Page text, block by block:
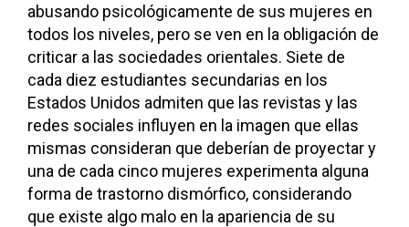
abusando psicológicamente de sus mujeres en
todos los niveles, pero se ven en la obligación de
criticar a las sociedades orientales. Siete de
cada diez estudiantes secundarias en los
Estados Unidos admiten que las revistas y las
redes sociales influyen en la imagen que ellas
mismas consideran que deberían de proyectar y
una de cada cinco mujeres experimenta alguna
forma de trastorno dismórfico, considerando
que existe algo malo en la apariencia de su